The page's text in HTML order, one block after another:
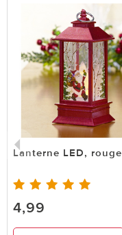
Lanterne LED, rouge
4,99